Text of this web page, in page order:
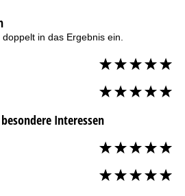
in das Ergebnis ein.
Interessen